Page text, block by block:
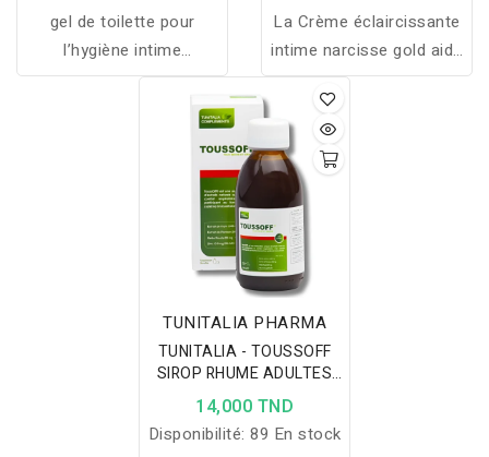
gel de toilette pour
l’hygiène intime
quotidienne,
particulièrement indiqué
pendant les règles, la
grossesse et la période
La Crème éclaircissante
intime narcisse gold aide
à réduire
l’hyperpigmentation de la
zone intime externe sa
formule est enrichie avec
des ingrédients
blanchissants naturels
qui exercent une activité
antioxydante et aident à
protéger et rééquilibrer le
teint de la zone intime
TUNITALIA PHARMA
TUNITALIA - TOUSSOFF
SIROP RHUME ADULTES
150ML
14,000 TND
Disponibilité: 89 En stock